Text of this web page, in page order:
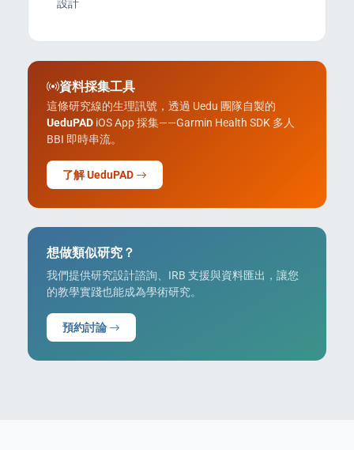
設計
資料採集工具
這條研究線的生理訊號，透過 Uedu 團隊自製的
UeduPAD iOS App 採集——Garmin Health SDK 多人
BBI 即時串流。
了解 UeduPAD
想做類似研究？
我們提供研究設計諮詢、IRB 支援與資料匯出，讓您
的教學實踐也能成為學術研究。
預約討論